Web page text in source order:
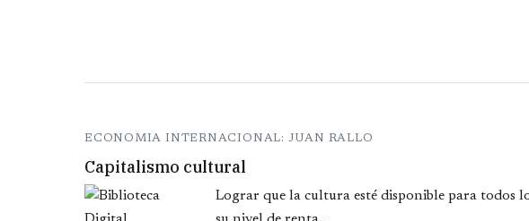
ECONOMIA INTERNACIONAL: JUAN RALLO
Capitalismo cultural
Lograr que la cultura esté disponible para todos